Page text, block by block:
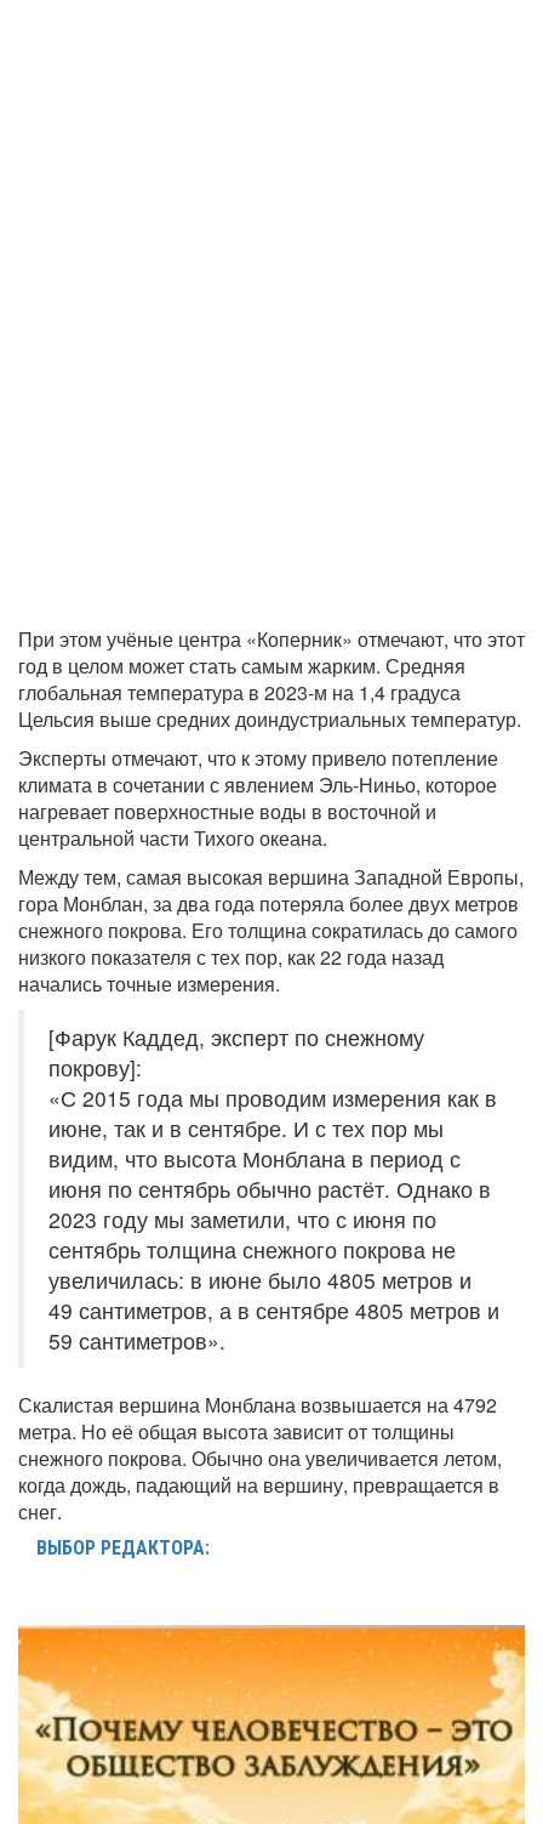
При этом учёные центра «Коперник» отмечают, что этот
год в целом может стать самым жарким. Средняя
глобальная температура в 2023-м на 1,4 градуса
Цельсия выше средних доиндустриальных температур.
Эксперты отмечают, что к этому привело потепление
климата в сочетании с явлением Эль-Ниньо, которое
нагревает поверхностные воды в восточной и
центральной части Тихого океана.
Между тем, самая высокая вершина Западной Европы,
гора Монблан, за два года потеряла более двух метров
снежного покрова. Его толщина сократилась до самого
низкого показателя с тех пор, как 22 года назад
начались точные измерения.
[Фарук Каддед, эксперт по снежному
покрову]:
«С 2015 года мы проводим измерения как в
июне, так и в сентябре. И с тех пор мы
видим, что высота Монблана в период с
июня по сентябрь обычно растёт. Однако в
2023 году мы заметили, что с июня по
сентябрь толщина снежного покрова не
увеличилась: в июне было 4805 метров и
49 сантиметров, а в сентябре 4805 метров и
59 сантиметров».
Скалистая вершина Монблана возвышается на 4792
метра. Но её общая высота зависит от толщины
снежного покрова. Обычно она увеличивается летом,
когда дождь, падающий на вершину, превращается в
снег.
ВЫБОР РЕДАКТОРА: